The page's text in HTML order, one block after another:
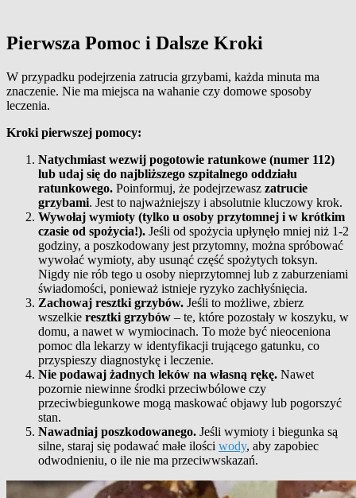
Pierwsza Pomoc i Dalsze Kroki
W przypadku podejrzenia zatrucia grzybami, każda minuta ma
znaczenie. Nie ma miejsca na wahanie czy domowe sposoby
leczenia.
Kroki pierwszej pomocy:
Natychmiast wezwij pogotowie ratunkowe (numer 112)
lub udaj się do najbliższego szpitalnego oddziału
ratunkowego. Poinformuj, że podejrzewasz zatrucie
grzybami. Jest to najważniejszy i absolutnie kluczowy krok.
Wywołaj wymioty (tylko u osoby przytomnej i w krótkim
czasie od spożycia!). Jeśli od spożycia upłynęło mniej niż 1-2
godziny, a poszkodowany jest przytomny, można spróbować
wywołać wymioty, aby usunąć część spożytych toksyn.
Nigdy nie rób tego u osoby nieprzytomnej lub z zaburzeniami
świadomości, ponieważ istnieje ryzyko zachłyśnięcia.
Zachowaj resztki grzybów. Jeśli to możliwe, zbierz
wszelkie resztki grzybów – te, które pozostały w koszyku, w
domu, a nawet w wymiocinach. To może być nieoceniona
pomoc dla lekarzy w identyfikacji trującego gatunku, co
przyspieszy diagnostykę i leczenie.
Nie podawaj żadnych leków na własną rękę. Nawet
pozornie niewinne środki przeciwbólowe czy
przeciwbiegunkowe mogą maskować objawy lub pogorszyć
stan.
Nawadniaj poszkodowanego. Jeśli wymioty i biegunka są
silne, staraj się podawać małe ilości wody, aby zapobiec
odwodnieniu, o ile nie ma przeciwwskazań.